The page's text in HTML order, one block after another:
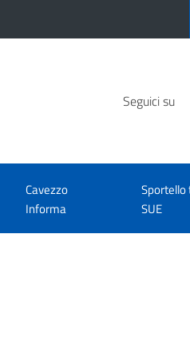
Seguici su
Cavezzo
Informa
SUE